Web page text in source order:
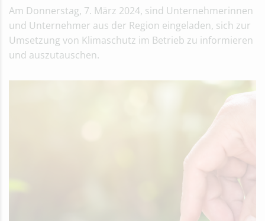
Am Donnerstag, 7. März 2024, sind Unternehmerinnen
und Unternehmer aus der Region eingeladen, sich zur
Umsetzung von Klimaschutz im Betrieb zu informieren
und auszutauschen.